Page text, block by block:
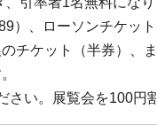
）、ローソンチケッ
チケット（半券）、
い。展覧会を100円